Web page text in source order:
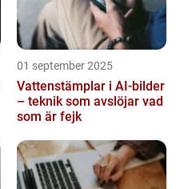
01 september 2025
Vattenstämplar i AI-bilder
– teknik som avslöjar vad
som är fejk